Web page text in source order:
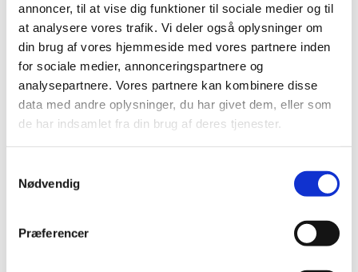
annoncer, til at vise dig funktioner til sociale medier og til
at analysere vores trafik. Vi deler også oplysninger om
din brug af vores hjemmeside med vores partnere inden
for sociale medier, annonceringspartnere og
analysepartnere. Vores partnere kan kombinere disse
data med andre oplysninger, du har givet dem, eller som
de har indsamlet fra din brug af deres tjenester.
Nødvendig
Præferencer
TID
2026 (2)
2025 (13)
2024 (30)
2023 (49)
2022 (35)
2021 (23)
2019 (35)
december (3)